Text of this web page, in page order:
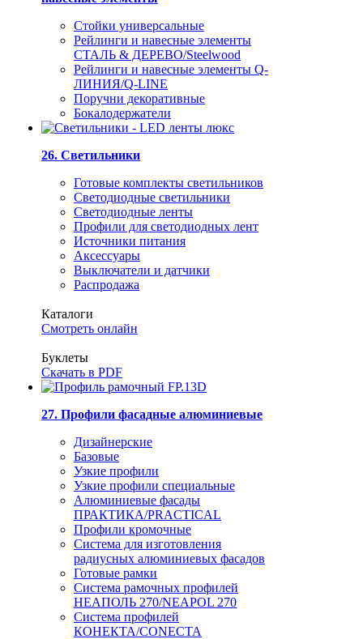
Стойки универсальные
Рейлинги и навесные элементы
СТАЛЬ & ДЕРЕВО/Steelwood
Рейлинги и навесные элементы Q-
ЛИНИЯ/Q-LINE
Поручни декоративные
Бокалодержатели
26. Светильники
Готовые комплекты светильников
Светодиодные светильники
Светодиодные ленты
Профили для светодиодных лент
Источники питания
Аксессуары
Выключатели и датчики
Распродажа
Каталоги
Смотреть онлайн
Буклеты
Скачать в PDF
27. Профили фасадные алюминиевые
Дизайнерские
Базовые
Узкие профили
Узкие профили специальные
Алюминиевые фасады
ПРАКТИКА/PRACTICAL
Профили кромочные
Система для изготовления
радиусных алюминиевых фасадов
Готовые рамки
Система рамочных профилей
НЕАПОЛЬ 270/NEAPOL 270
Система профилей
КОНЕКТА/CONECTA